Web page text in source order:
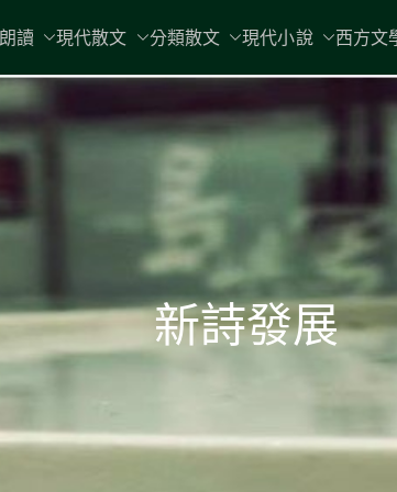
現代文
地球小如鴿卵，/
讀 現代散文 分類散文 現代小說 西方文
新詩發展